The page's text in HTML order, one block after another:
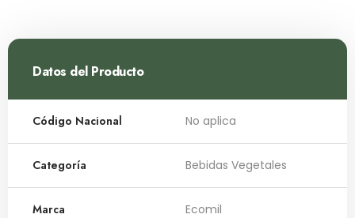
Datos del Producto
Código Nacional No aplica
Categoría Bebidas Vegetales
Marca Ecomil